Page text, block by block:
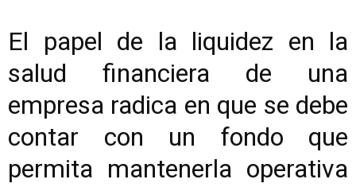
El papel de la liquidez en la
salud financiera de una
empresa radica en que se debe
contar con un fondo que
permita mantenerla operativa